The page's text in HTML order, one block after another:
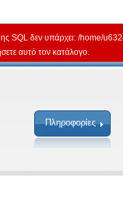
SQL δεν υπάρχει: /home/
αυτό τον κατάλογο.
Πληροφορίες